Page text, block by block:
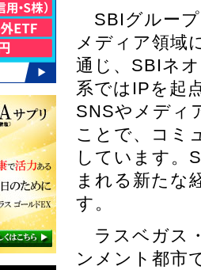
SBIグループ
メディア領域
通じ、SBIネ
系ではIPを起
SNSやメディ
ことで、コミ
しています。
まれる新たな
す。
ラスベガス
ンメント都市